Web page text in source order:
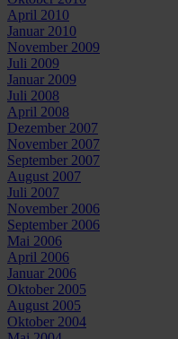
April 2010
Januar 2010
November 2009
Juli 2009
Januar 2009
Juli 2008
April 2008
Dezember 2007
November 2007
September 2007
August 2007
Juli 2007
November 2006
September 2006
Mai 2006
April 2006
Januar 2006
Oktober 2005
August 2005
Oktober 2004